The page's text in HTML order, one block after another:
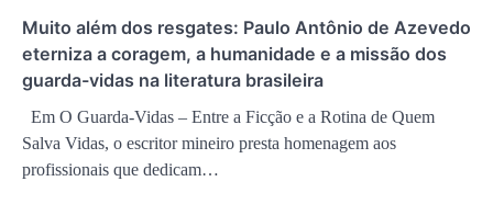
Muito além dos resgates: Paulo Antônio de Azevedo
eterniza a coragem, a humanidade e a missão dos
guarda-vidas na literatura brasileira
Em O Guarda-Vidas – Entre a Ficção e a Rotina de Quem
Salva Vidas, o escritor mineiro presta homenagem aos
profissionais que dedicam…